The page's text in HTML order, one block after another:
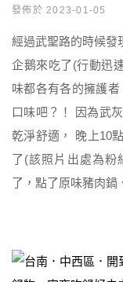
發佈於 2023-01-05
經過武聖路的時候發
企鵝來吃了(行動迅
味都各有各的擁護
口味吧？！ 因為武
乾淨舒適， 晚上10
了(該照片出處為粉
了，點了原味豬肉